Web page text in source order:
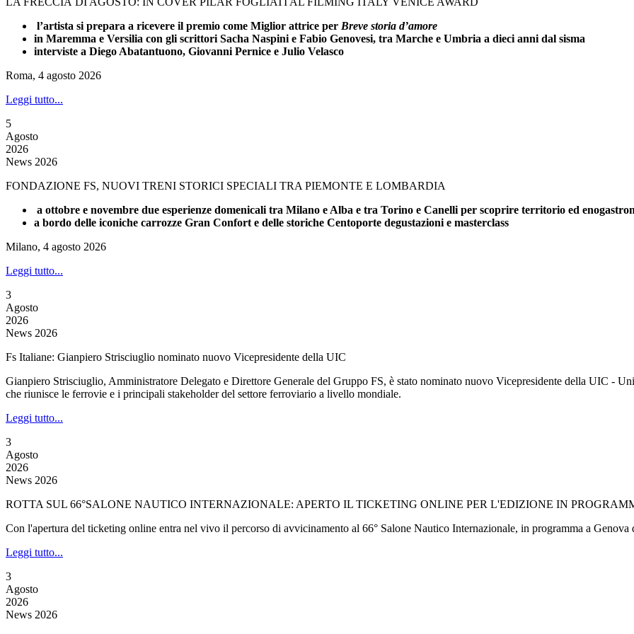
l’artista si prepara a ricevere il premio come Miglior attrice per Breve storia d’amore
in Maremma e Versilia con gli scrittori Sacha Naspini e Fabio Genovesi, tra Marche e Umbria a dieci anni dal sisma
interviste a Diego Abatantuono, Giovanni Pernice e Julio Velasco
Roma, 4 agosto 2026
Leggi tutto...
5
Agosto
2026
News 2026
FONDAZIONE FS, NUOVI TRENI STORICI SPECIALI TRA PIEMONTE E LOMBARDIA
a ottobre e novembre due esperienze domenicali tra Milano e Alba e tra Torino e Canelli per scoprire territorio ed
a bordo delle iconiche carrozze Gran Confort e delle storiche Centoporte degustazioni e masterclass
Milano, 4 agosto 2026
Leggi tutto...
3
Agosto
2026
News 2026
Fs Italiane: Gianpiero Strisciuglio nominato nuovo Vicepresidente della UIC
Gianpiero Strisciuglio, Amministratore Delegato e Direttore Generale del Gruppo FS, è stato nominato nuovo Vicepresidente della UIC -
che riunisce le ferrovie e i principali stakeholder del settore ferroviario a livello mondiale.
Leggi tutto...
3
Agosto
2026
News 2026
ROTTA SUL 66°SALONE NAUTICO INTERNAZIONALE: APERTO IL TICKETING ONLINE PER L'EDIZIONE IN
Con l'apertura del ticketing online entra nel vivo il percorso di avvicinamento al 66° Salone Nautico Internazionale, in programma a Genova
Leggi tutto...
3
Agosto
2026
News 2026